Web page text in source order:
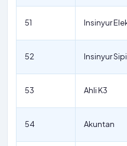
51 Insinyur
52 Insinyur
53 Ahli K3
54 Akuntan